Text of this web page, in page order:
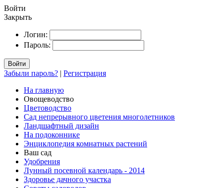
Войти
Закрыть
Логин:
Пароль:
Войти
Забыли пароль? | Регистрация
На главную
Овощеводство
Цветоводство
Сад непрерывного цветения многолетников
Ландшафтный дизайн
На подоконнике
Энциклопедия комнатных растений
Ваш сад
Удобрения
Лунный посевной календарь - 2014
Здоровье дачного участка